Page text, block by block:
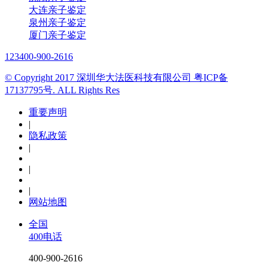
大连亲子鉴定
泉州亲子鉴定
厦门亲子鉴定
123400-900-2616
© Copyright 2017 深圳华大法医科技有限公司 粤ICP备
17137795号. ALL Rights Res
重要声明
|
隐私政策
|
|
|
网站地图
全国
400电话
400-900-2616